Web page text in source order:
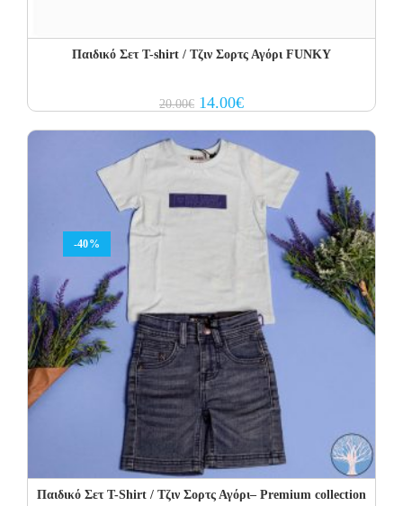
Παιδικό Σετ T-shirt / Τζιν Σορτς Αγόρι FUNKY
20.00€ Original
price
20.00€.
14.00€Current
price
-40%
Παιδικό Σετ T-Shirt / Τζιν Σορτς Αγόρι– Premium collection